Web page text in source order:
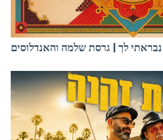
לך | גרסת שלמה והאנדלוסים